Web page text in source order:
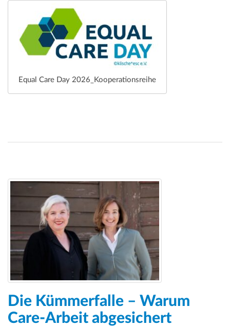
Equal Care Day 2026_Kooperationsreihe
Die Kümmerfalle – Warum
Care-Arbeit abgesichert